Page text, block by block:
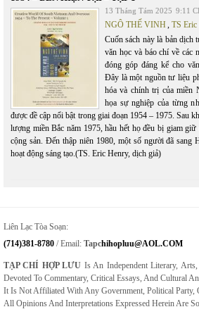
13 Tháng Tám 2025 9:11
NGÔ THẾ VINH, TS Eric
Cuốn sách này là bản dịch
văn học và báo chí về các
đóng góp đáng kể cho
Đây là một nguồn tư liệu
hóa và chính trị của miền
họa sự nghiệp của từng
được đề cập nổi bật trong giai đoạn 1954 – 1975. Sau
lượng miền Bắc năm 1975, hầu hết họ đều bị giam giữ
cộng sản. Đến thập niên 1980, một số người đã sang
hoạt động sáng tạo.(TS. Eric Henry, dịch giả)
Liên Lạc Tòa Soạn:
(714)381-8780 / Email: TapcHihopluu@AOL.COM
TẠP CHÍ HỢP LƯU Is An Independent Literary,
Devoted To Commentary, Critical Essays, And Cultural
It Is Not Affiliated With Any Government, Political Party,
All Opinions And Interpretations Expressed Herein Are